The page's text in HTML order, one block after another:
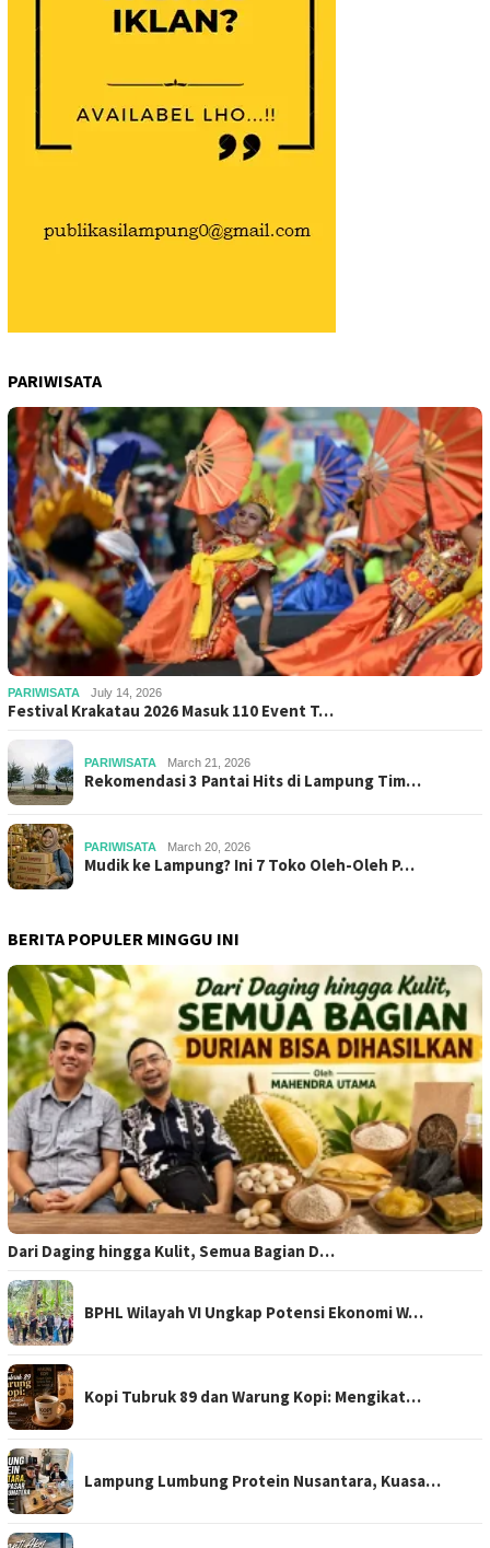
PARIWISATA
PARIWISATA July 14, 2026
Festival Krakatau 2026 Masuk 110 Event T…
PARIWISATA March 21, 2026
Rekomendasi 3 Pantai Hits di Lampung Tim…
PARIWISATA March 20, 2026
Mudik ke Lampung? Ini 7 Toko Oleh-Oleh P…
BERITA POPULER MINGGU INI
Dari Daging hingga Kulit, Semua Bagian D…
BPHL Wilayah VI Ungkap Potensi Ekonomi W…
Kopi Tubruk 89 dan Warung Kopi: Mengikat…
Lampung Lumbung Protein Nusantara, Kuasa…